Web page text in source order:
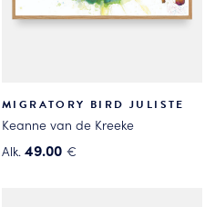
MIGRATORY BIRD JULISTE
Keanne van de Kreeke
Alk. 49.00 €